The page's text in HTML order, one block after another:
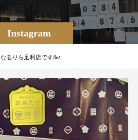
Instagram
なるりら足利店です☕️♪